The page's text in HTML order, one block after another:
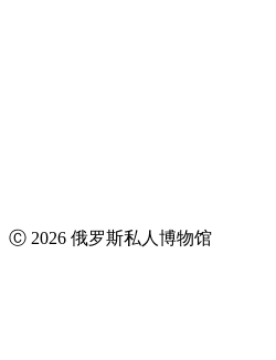
Ⓒ 2026 俄罗斯私人博物馆